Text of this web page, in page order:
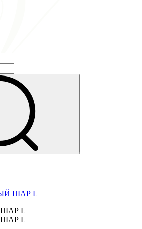
ШАР L